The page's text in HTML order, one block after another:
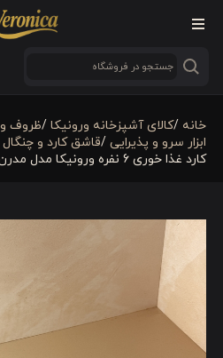
خانه /كالای آشپزخانه ورونیکا /ظروف و
ابزار سرو و پذیرایی /قاشق کارد و چنگال
کارد غذا خوری 6 نفره ورونیکا مدل مدرن دسته پلاستیکی